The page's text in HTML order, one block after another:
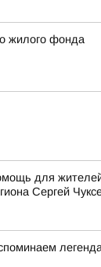
жилого фонда
для
Сергей